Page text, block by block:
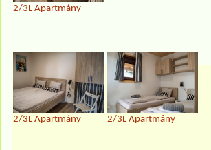
2/3L Apartmány
2/3L Apartmány 2/3L Apartmány